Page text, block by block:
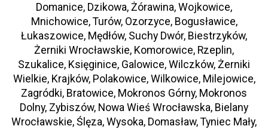
Domanice, Dzikowa, Żórawina, Wojkowice,
Mnichowice, Turów, Ozorzyce, Bogusławice,
Łukaszowice, Mędłów, Suchy Dwór, Biestrzyków,
Żerniki Wrocławskie, Komorowice, Rzeplin,
Szukalice, Księginice, Galowice, Wilczków, Żerniki
Wielkie, Krajków, Polakowice, Wilkowice, Milejowice,
Zagródki, Bratowice, Mokronos Górny, Mokronos
Dolny, Zybiszów, Nowa Wieś Wrocławska, Bielany
Wrocławskie, Ślęza, Wysoka, Domasław, Tyniec Mały,